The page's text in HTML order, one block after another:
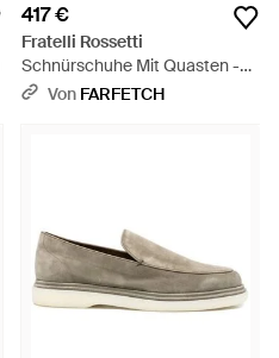
417 €
Fratelli Rossetti
Schnürschuhe Mit Quasten -
WeißVon FARFETCH